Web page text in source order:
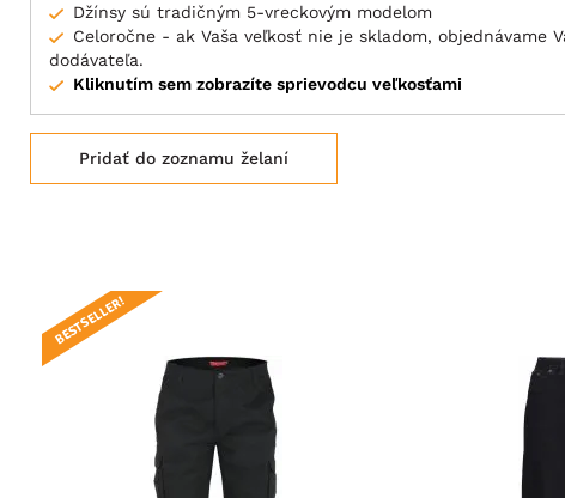
Džínsy sú tradičným 5-vreckovým modelom
Celoročne - ak Vaša veľkosť nie je skladom, objednávame
dodávateľa.
Kliknutím sem zobrazíte sprievodcu veľkosťami
Pridať do zoznamu želaní
BESTSELLER!